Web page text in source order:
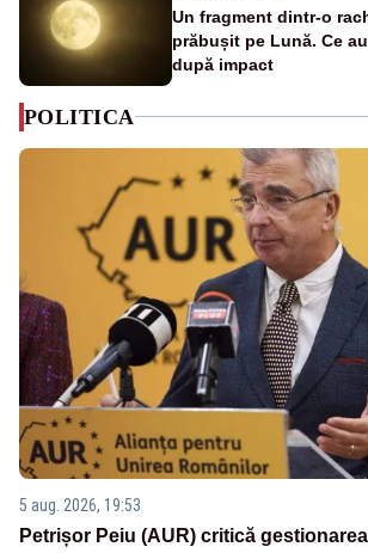
Un fragment dintr-o
prăbușit pe Lună. Ce
după impact
POLITICA
5 aug. 2026, 19:53
Petrișor Peiu (AUR) critică